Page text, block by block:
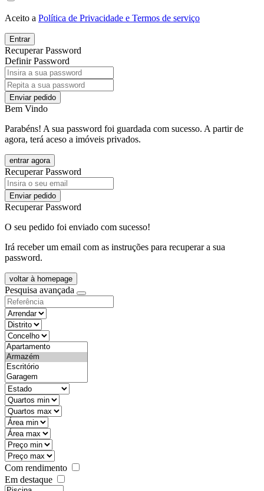
Aceito a Política de Privacidade e Termos de serviço
Entrar
Recuperar Password
Definir Password
Enviar pedido
Bem Vindo
Parabéns! A sua password foi guardada com sucesso. A partir de
agora, terá aceso a imóveis privados.
entrar agora
Recuperar Password
Enviar pedido
Recuperar Password
O seu pedido foi enviado com sucesso!
Irá receber um email com as instruções para recuperar a sua
password.
voltar à homepage
Pesquisa avançada
objective
districtId
countyId
types
state
mintypo
maxtypo
minarea
maxarea
minprice
maxprice
Com rendimento
Em destaque